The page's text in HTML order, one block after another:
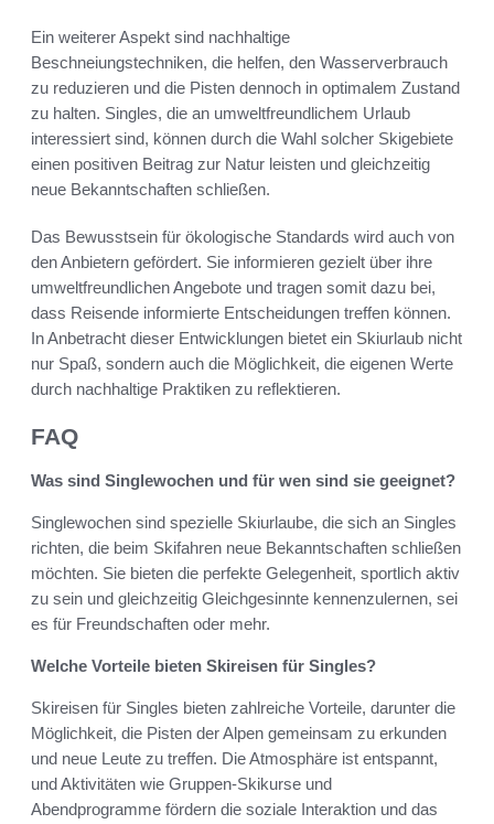
Ein weiterer Aspekt sind nachhaltige
Beschneiungstechniken, die helfen, den Wasserverbrauch
zu reduzieren und die Pisten dennoch in optimalem Zustand
zu halten. Singles, die an umweltfreundlichem Urlaub
interessiert sind, können durch die Wahl solcher Skigebiete
einen positiven Beitrag zur Natur leisten und gleichzeitig
neue Bekanntschaften schließen.
Das Bewusstsein für ökologische Standards wird auch von
den Anbietern gefördert. Sie informieren gezielt über ihre
umweltfreundlichen Angebote und tragen somit dazu bei,
dass Reisende informierte Entscheidungen treffen können.
In Anbetracht dieser Entwicklungen bietet ein Skiurlaub nicht
nur Spaß, sondern auch die Möglichkeit, die eigenen Werte
durch nachhaltige Praktiken zu reflektieren.
FAQ
Was sind Singlewochen und für wen sind sie geeignet?
Singlewochen sind spezielle Skiurlaube, die sich an Singles
richten, die beim Skifahren neue Bekanntschaften schließen
möchten. Sie bieten die perfekte Gelegenheit, sportlich aktiv
zu sein und gleichzeitig Gleichgesinnte kennenzulernen, sei
es für Freundschaften oder mehr.
Welche Vorteile bieten Skireisen für Singles?
Skireisen für Singles bieten zahlreiche Vorteile, darunter die
Möglichkeit, die Pisten der Alpen gemeinsam zu erkunden
und neue Leute zu treffen. Die Atmosphäre ist entspannt,
und Aktivitäten wie Gruppen-Skikurse und
Abendprogramme fördern die soziale Interaktion und das